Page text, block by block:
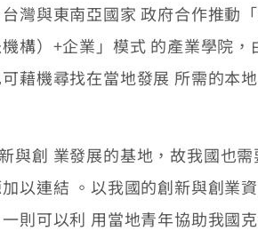
灣與東南亞國家 政府合作推動
構）+企業」模式 的產業學院
藉機尋找在當地發展 所需的本地
創 業發展的基地，故我國也需
以連結 。以我國的創新與創業
則可以利 用當地青年協助我國